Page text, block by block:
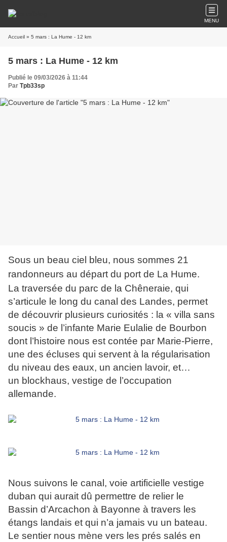
MENU
Accueil » 5 mars : La Hume - 12 km
5 mars : La Hume - 12 km
Publié le 09/03/2026 à 11:44
Par Tpb33sp
Sous un beau ciel bleu, nous sommes 21
randonneurs au départ du port de La Hume.
La traversée du parc de la Chêneraie, qui
s’articule le long du canal des Landes, permet
de découvrir plusieurs curiosités : la « villa sans
soucis » de l’infante Marie Eulalie de Bourbon
dont l’histoire nous est contée par Marie-Pierre,
une des écluses qui servent à la régularisation
du niveau des eaux, un ancien lavoir, et…
un blockhaus, vestige de l’occupation
allemande.
Nous suivons le canal, voie artificielle vestige
duban qui aurait dû permettre de relier le
Bassin d’Arcachon à Bayonne à travers les
étangs landais et qui n’a jamais vu un bateau.
Le sentier nous mène vers les prés salés en